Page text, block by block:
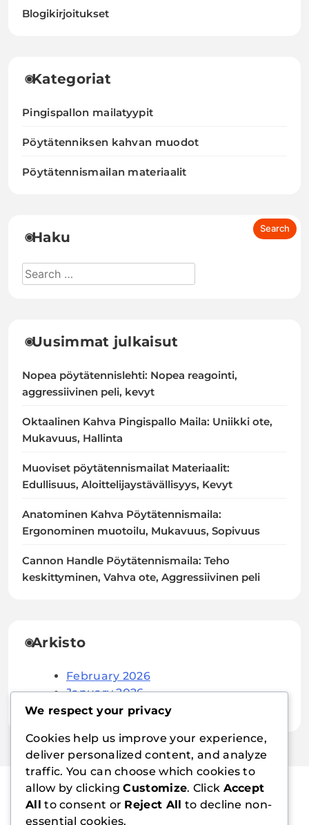
Blogikirjoitukset
Kategoriat
Pingispallon mailatyypit
Pöytätenniksen kahvan muodot
Pöytätennismailan materiaalit
Haku
Uusimmat julkaisut
Nopea pöytätennislehti: Nopea reagointi,
aggressiivinen peli, kevyt
Oktaalinen Kahva Pingispallo Maila: Uniikki ote,
Mukavuus, Hallinta
Muoviset pöytätennismailat Materiaalit:
Edullisuus, Aloittelijaystävällisyys, Kevyt
Anatominen Kahva Pöytätennismaila:
Ergonominen muotoilu, Mukavuus, Sopivuus
Cannon Handle Pöytätennismaila: Teho
keskittyminen, Vahva ote, Aggressiivinen peli
Arkisto
February 2026
January 2026
We respect your privacy
Cookies help us improve your experience,
deliver personalized content, and analyze
traffic. You can choose which cookies to
allow by clickingCustomize. Click Accept
All to consent or Reject All to decline non-
essential cookies.